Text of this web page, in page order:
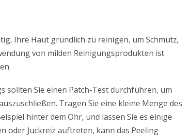
Ihre Haut gründlich zu reinigen, um Schmutz,
von milden Reinigungsprodukten ist
sollten Sie einen Patch-Test durchführen, um
Tragen Sie eine kleine Menge des
hinter dem Ohr, und lassen Sie es einige
oder Juckreiz auftreten, kann das Peeling